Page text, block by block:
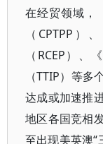
在经贸领域，
（CPTPP）
（RCEP）、
（TTIP）等
达成或加速推
地区各国竞相
至出现美英澳“